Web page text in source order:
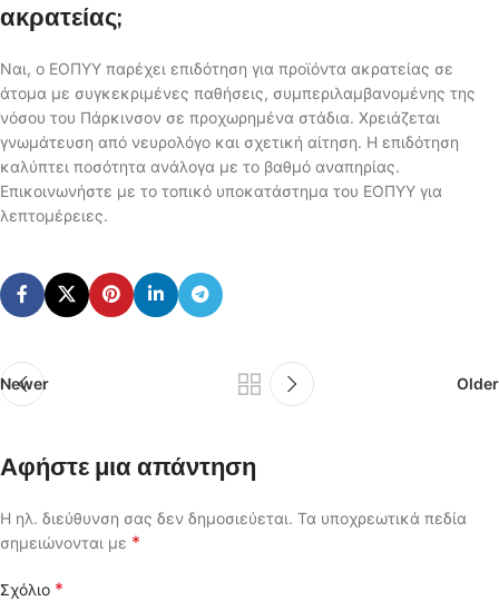
ακρατείας;
Ναι, ο ΕΟΠΥΥ παρέχει επιδότηση για προϊόντα ακρατείας σε
άτομα με συγκεκριμένες παθήσεις, συμπεριλαμβανομένης της
νόσου του Πάρκινσον σε προχωρημένα στάδια. Χρειάζεται
γνωμάτευση από νευρολόγο και σχετική αίτηση. Η επιδότηση
καλύπτει ποσότητα ανάλογα με το βαθμό αναπηρίας.
Επικοινωνήστε με το τοπικό υποκατάστημα του ΕΟΠΥΥ για
λεπτομέρειες.
Newer Older
Αφήστε μια απάντηση
Η ηλ. διεύθυνση σας δεν δημοσιεύεται. Τα υποχρεωτικά πεδία
σημειώνονται με *
Σχόλιο *